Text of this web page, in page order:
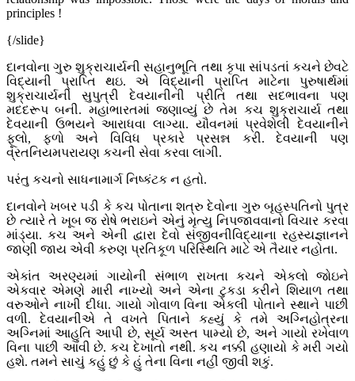
principles !
{/slide}
દાનવોના ગુરુ શુક્રાચાર્યની સહાનુભૂતિ તથા કૃપા સાંપડતાં કચને છેવટે
વિદ્યાની પ્રાપ્તિ થઇ. એ વિદ્યાની પ્રાપ્તિ માટેના પુરુષાર્થમાં
શુક્રાચાર્યની સુપુત્રી દેવયાનીની પ્રીતિ તથા સદભાવના પણ
મદદરૂપ બની. મહાભારતમાં જણાવ્યું છે તેમ કચ શુક્રાચાર્ય તથા
દેવયાની ઉભયને આરાધવા લાગ્યા. યૌવનમાં પ્રવેશેલી દેવયાનીને
ફૂલો, ફળો અને વિવિધ પ્રકારે પ્રસન્ન કરી. દેવયાની પણ
વ્રતનિયમપરાયણ કચની સેવા કરવા લાગી.
પરંતુ કચનો સાધનામાર્ગ નિષ્કંટક ન હતો.
દાનવોને ખબર પડી કે કચ પોતાના શત્રુ દેવોના ગુરુ બૃહસ્પતિનો પુત્ર
છે ત્યારે તે ખૂબ જ રોષે ભરાઇને એનું મૃત્યુ નિપજાવવાનો વિચાર કરવા
માંડ્યા. કચ અને એની દ્વારા દેવો સંજીવનીવિદ્યાના રહસ્યજ્ઞાનને
જાણી જાય એવી કરુણ પ્રતિકૂળ પરિસ્થિતિ માટે એ તૈયાર નહોતા.
એકાંત અરણ્યમાં ગાયોની સંભાળ રાખતા કચને એકલો જોઇને
એકવાર એમણે મારી નાખ્યો અને એના ટુકડા કરીને શિયાળ તથા
વરુઓને નાખી દીધા. ગાયો ગોવાળ વિના એકલી પોતાને સ્થાને પાછી
વળી. દેવયાનીએ તે વખતે પિતાને કહ્યું કે તમે અગ્નિહોત્રના
અગ્નિમાં આહુતિ આપી છે, સૂર્ય અસ્ત પામ્યો છે, અને ગાયો રખેવાળ
વિના પાછી આવી છે. કચ દેખાતો નથી. કચ નક્કી હણાયો કે મરી ગયો
હશે. તમને સાચું કહું છું કે હું તેના વિના નહીં જીવી શકું.